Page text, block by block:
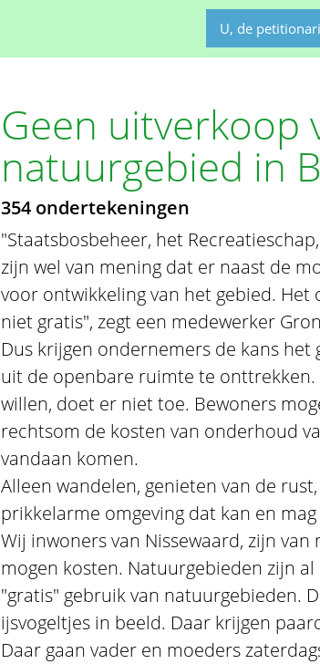
U, de
Geen uitverkoop
natuurgebied in
354 ondertekeningen
"Staatsbosbeheer, het
zijn wel van mening dat er naast de
voor ontwikkeling van het gebied.
niet gratis", zegt een medewerker
Dus krijgen ondernemers de kans
uit de openbare ruimte te onttrekken.
willen, doet er niet toe. Bewoners
rechtsom de kosten van onderhoud
vandaan komen.
Alleen wandelen, genieten van de
prikkelarme omgeving dat kan en
Wij inwoners van Nissewaard, zijn
mogen kosten. Natuurgebieden zijn
"gratis" gebruik van natuurgebieden.
ijsvogeltjes in beeld. Daar krijgen
Daar gaan vader en moeders